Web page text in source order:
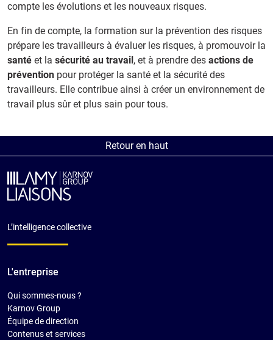
compte les évolutions et les nouveaux risques.
En fin de compte, la formation sur la prévention des risques
prépare les travailleurs à évaluer les risques, à promouvoir la
santé et la sécurité au travail, et à prendre des actions de
prévention pour protéger la santé et la sécurité des
travailleurs. Elle contribue ainsi à créer un environnement de
travail plus sûr et plus sain pour tous.
Retour en haut
L’intelligence collective
L'entreprise
Qui sommes-nous ?
Karnov Group
Équipe de direction
Contenus et services